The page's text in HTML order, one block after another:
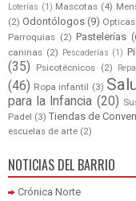
Loterías (1) Mascotas (4)
(2) Odontólogos (9) Opticas
Parroquias (2) Pastelerías
caninas (2) Pescaderías (1)
(35)
Psicotécnicos (2)
(46) Ropa infantil (3)
para la Infancia (20)
Padel (3) Tiendas de
escuelas de arte (2)
NOTICIAS DEL BARRIO
Crónica Norte